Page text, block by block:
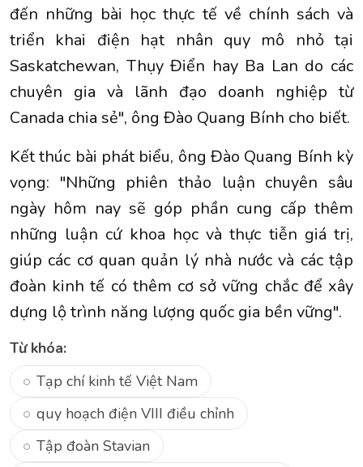
đến những bài học thực tế về chính sách và
triển khai điện hạt nhân quy mô nhỏ tại
Saskatchewan, Thụy Điển hay Ba Lan do các
chuyên gia và lãnh đạo doanh nghiệp từ
Canada chia sẻ", ông Đào Quang Bính cho biết.
Kết thúc bài phát biểu, ông Đào Quang Bính kỳ
vọng: "Những phiên thảo luận chuyên sâu
ngày hôm nay sẽ góp phần cung cấp thêm
những luận cứ khoa học và thực tiễn giá trị,
giúp các cơ quan quản lý nhà nước và các tập
đoàn kinh tế có thêm cơ sở vững chắc để xây
dựng lộ trình năng lượng quốc gia bền vững".
Từ khóa:
Tạp chí kinh tế Việt Nam
quy hoạch điện VIII điều chỉnh
Tập đoàn Stavian